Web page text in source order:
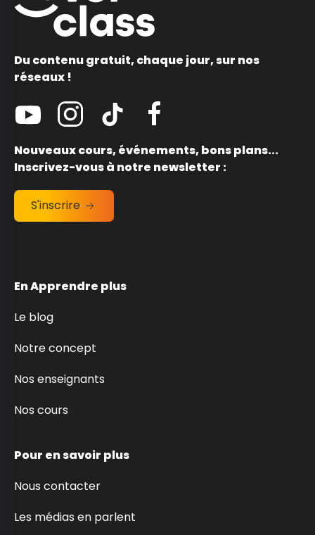
Du contenu gratuit, chaque jour, sur nos
réseaux !
Nouveaux cours, événements, bons plans...
Inscrivez-vous à notre newsletter :
S'inscrire
En Apprendre plus
Le blog
Notre concept
Nos enseignants
Nos cours
Pour en savoir plus
Nous contacter
Les médias en parlent